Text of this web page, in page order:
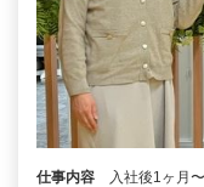
仕事内容
入社後1ヶ月